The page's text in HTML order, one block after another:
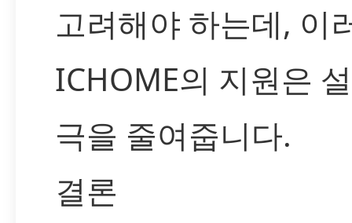
고려해야 하는데, 이
ICHOME의 지원은
극을 줄여줍니다.
결론